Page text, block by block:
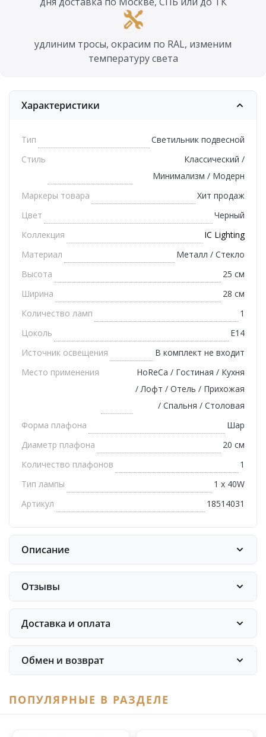
удлиним тросы, окрасим по RAL, изменим
температуру света
Характеристики
Тип
Светильник подвесной
Стиль
Классический /
Минимализм / Модерн
Маркеры товара
Хит продаж
Цвет
Черный
Коллекция
IC Lighting
Материал
Металл / Стекло
Высота
25 см
Ширина
28 см
Количество ламп
1
Цоколь
E14
Источник освещения
В комплект не входит
Место применения
HoReCa / Гостиная / Кухня
/ Лофт / Отель / Прихожая
/ Спальня / Столовая
Форма плафона
Шар
Диаметр плафона
20 см
Количество плафонов
1
Тип лампы
1 х 40W
Артикул
18514031
Описание
Отзывы
Доставка и оплата
Обмен и возврат
ПОПУЛЯРНЫЕ В РАЗДЕЛЕ